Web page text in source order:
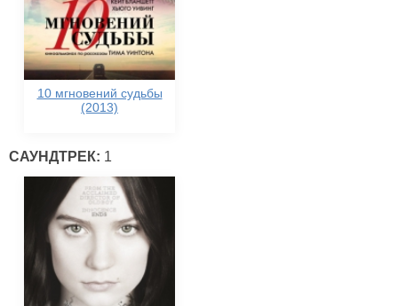
10 мгновений судьбы
(2013)
САУНДТРЕК: 1